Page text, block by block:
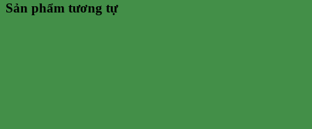
Sản phẩm tương tự